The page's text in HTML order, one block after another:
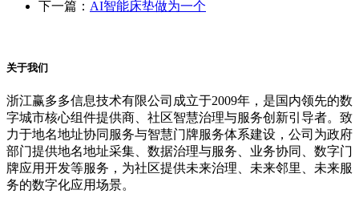
下一篇： AI智能床垫做为一个
关于我们
浙江赢多多信息技术有限公司成立于2009年，是国内领先的数
字城市核心组件提供商、社区智慧治理与服务创新引导者。致
力于地名地址协同服务与智慧门牌服务体系建设，公司为政府
部门提供地名地址采集、数据治理与服务、业务协同、数字门
牌应用开发等服务，为社区提供未来治理、未来邻里、未来服
务的数字化应用场景。